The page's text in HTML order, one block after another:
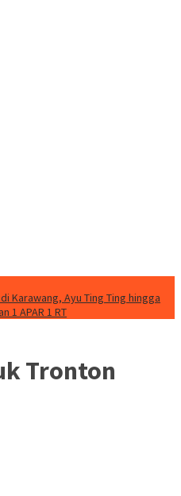
Karawang, Ayu Ting Ting hingga
1 APAR 1 RT
Tronton